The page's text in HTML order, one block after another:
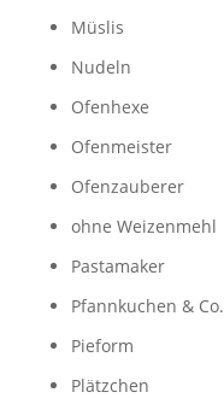
Müslis
Nudeln
Ofenhexe
Ofenmeister
Ofenzauberer
ohne Weizenmehl
Pastamaker
Pfannkuchen & Co.
Pieform
Plätzchen